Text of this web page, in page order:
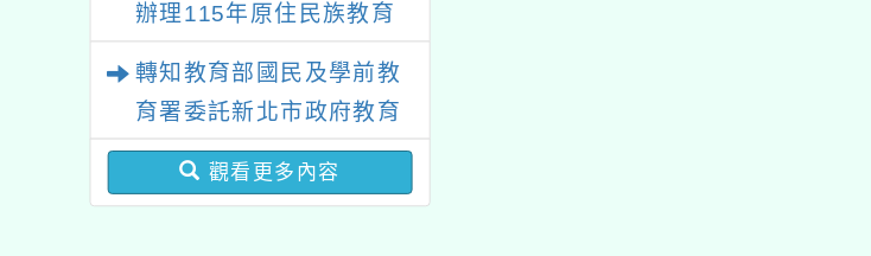
辦理115年原住民族教育
轉知教育部國民及學前教
育署委託新北市政府教育
局辦理「115年度教師專
業成長研習實施計畫－夢
觀看更多內容